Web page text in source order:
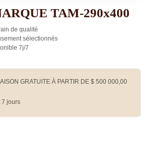
TAM-290x400
de qualité
sélectionnés
7j/7
GRATUITE À PARTIR DE $ 500 000,00
7 jours